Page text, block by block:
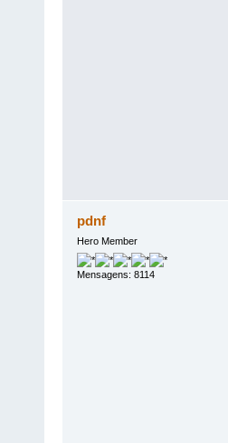
pdnf
Hero Member
Mensagens: 8114